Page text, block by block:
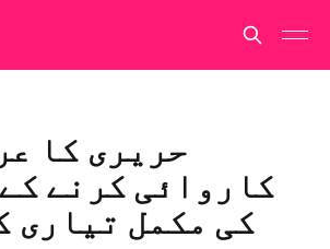
حریری کا
کاروائی کرنے
کی مکمل تیاری